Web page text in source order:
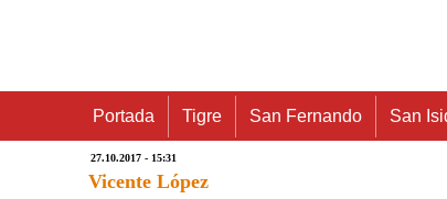
Portada Tigre San Fernando San
27.10.2017 - 15:31
Vicente López